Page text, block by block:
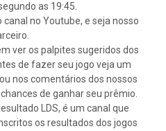
as 19:45.
no Youtube, e seja nosso
ver os palpites sugeridos dos
de fazer seu jogo veja um
nos comentários dos nossos
de ganhar seu prêmio.
LDS, é um canal que
os resultados dos jogos